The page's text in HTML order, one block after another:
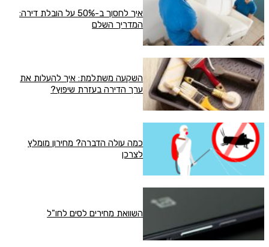
איך לחסוך ב-50% על הובלת דירה:
המדריך השלם
השקעה משתלמת: איך להעלות את
ערך הדירה בעזרת שיפוץ?
כמה עולה הדברה? מחירון מומלץ
לצרכן
השוואת מחירים לסים לחו"ל